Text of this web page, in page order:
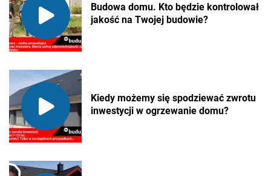
Budowa domu. Kto będzie kontrolował
jakość na Twojej budowie?
Kiedy możemy się spodziewać zwrotu
inwestycji w ogrzewanie domu?